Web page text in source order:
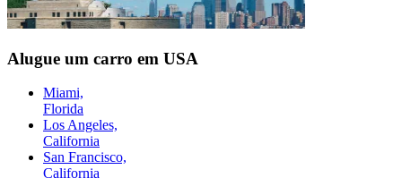
Alugue um carro em USA
Miami,
Florida
Los Angeles,
California
San Francisco,
California